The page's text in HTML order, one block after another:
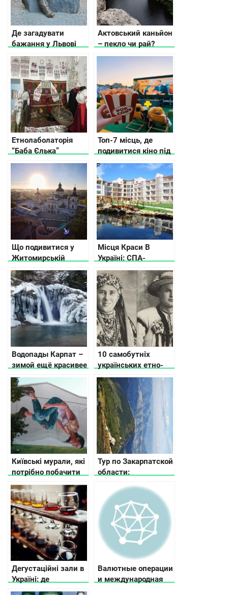
Де загадувати
бажання у Львові
Актовський каньйон
– пекло чи рай?
Етнолаболаторія
“Баба Єлька”
Топ-7 місць, де
подивитися кіно під
відкритим небом в
Києві
Що подивитися у
Житомирській
області
Місця Краси В
Україні: СПА-
курорти, термальні і
геотермальні
джерела, озера та
інші «молодильні»
пам’ятки
Водопады Карпат –
зимой ещё красивее
10 самобутніх
українських етно-
груп
Київські мурали, які
потрібно побачити
(відео)
Тур по Закарпатской
области:
туристические и
малоизвестные
места
Дегустаційні зали в
Україні: де
спробувати
Валютные операции
и международная